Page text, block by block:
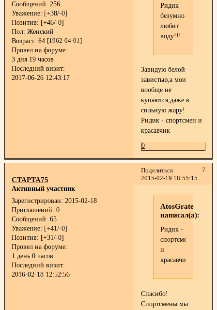
Сообщений: 256
Уважение: [+38/-0]
Позитив: [+46/-0]
Пол: Женский
Возраст: 64 [1962-04-01]
Провел на форуме:
3 дня 19 часов
Последний визит:
2017-06-26 12:43:17
Ридик
безумно
любит
воду!!!
Завидую белой
завистью,а мои
вообще не
купаются,даже в
сильную жару!
Ридик - спортсмен и
красавчик
0
Поделиться
7
2015-02-19 18:55:15
СТАРТА75
Активный участник
Зарегистрирован: 2015-02-18
Приглашений: 0
Сообщений: 65
Уважение: [+41/-0]
Позитив: [+31/-0]
Провел на форуме:
1 день 0 часов
Последний визит:
2016-02-18 12:52:56
AtosGrate
написал(а):
Ридик -
спортсмен
и
красавчик
Спасибо!
Спортсмены мы